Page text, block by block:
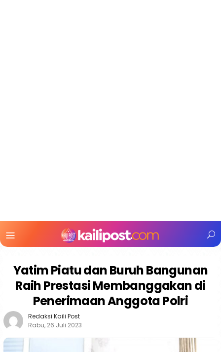
Mobile
Yatim Piatu dan Buruh Bangunan
Raih Prestasi Membanggakan di
Penerimaan Anggota Polri
Redaksi Kaili Post
Rabu, 26 Juli 2023